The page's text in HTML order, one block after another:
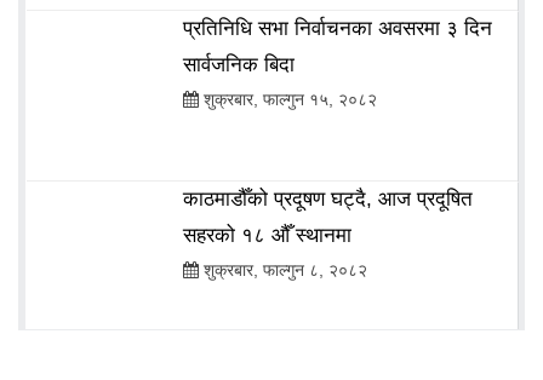
प्रतिनिधि सभा निर्वाचनका अवसरमा ३ दिन
सार्वजनिक बिदा
काठमाडौँको प्रदूषण घट्दै, आज प्रदूषित
सहरको १८ औँ स्थानमा